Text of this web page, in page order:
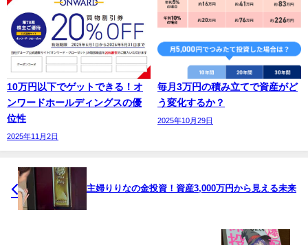
10万円以下でゲットできる！オ
ンワードホールディングスの優
位性
2025年11月2日
毎月3万円の積み立てで資産がど
う変化するか？
2025年10月29日
主婦りりなの金投資！資産3,000万円から見える未来